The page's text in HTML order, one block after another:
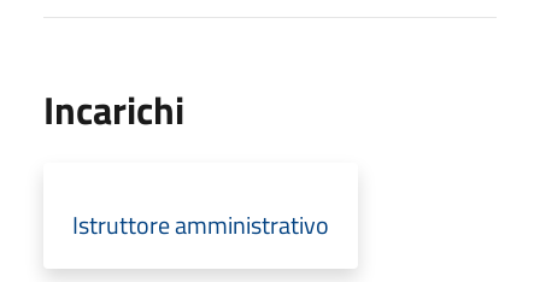
Incarichi
Istruttore amministrativo